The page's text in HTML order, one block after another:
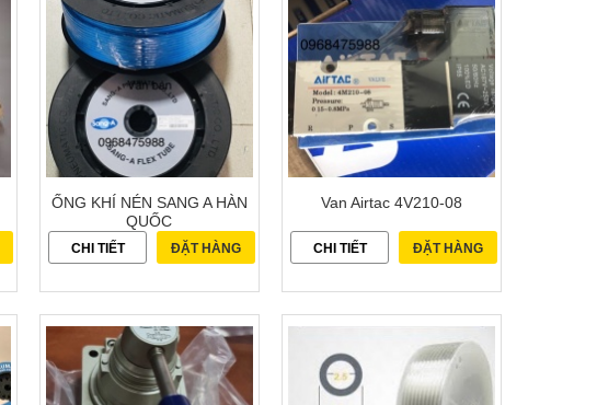
ỐNG KHÍ NÉN SANG A HÀN
QUỐC
CHI TIẾT ĐẶT HÀNG
Van Airtac 4V210-08
CHI TIẾT ĐẶT HÀNG